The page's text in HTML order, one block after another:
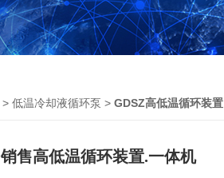
> 低温冷却液循环泵 > GDSZ高低温循环装置
销售高低温循环装置.一体机